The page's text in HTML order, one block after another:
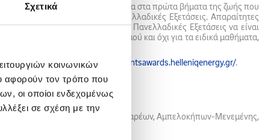
Σχετικά
κοινωνικών
αφορούν τον τρόπο που
οι οποίοι ενδεχομένως
σε σχέση με την
στηρίζει με χρηματικά έπαθλα στα πρώτα βήματα της ζωής που
επιδόσεών τους στις Πανελλαδικές Εξετάσεις. Απαραίτητες
των βαθμολογιών τους στις Πανελλαδικές Εξετάσεις να είναι
της Ομάδας Προσανατολισμού και όχι για τα ειδικά μαθήματα,
ακόλουθο σύνδεσμο:https://studentsawards.helleniqenergy.gr/.
Μάνδρας-Ειδυλλίας, Μεγαρέων, Αμπελοκήπων-Μενεμένης,